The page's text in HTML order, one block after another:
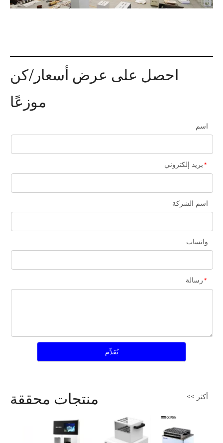
مؤسسة مورد صادقة
احصل على عرض أسعار/كن
موزعًا
اسم
*بريد إلكتروني
اسم الشركة
واتساب
*رسالة
يُقدِّم
منتجات محققة أكثر >>